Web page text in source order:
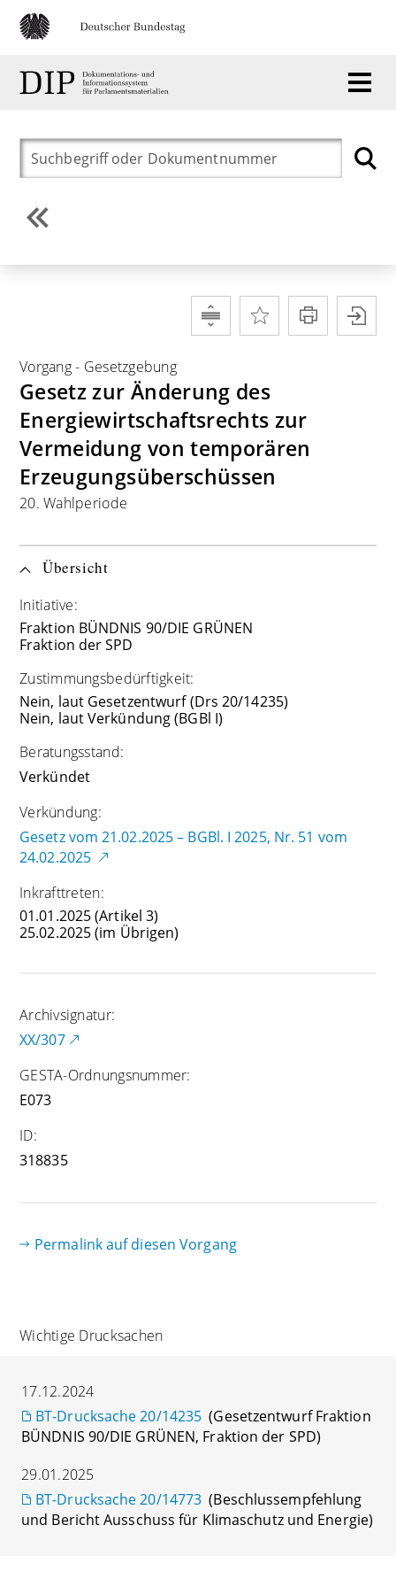
Vorgang- Gesetzgebung
Gesetz zur Änderung des
Energiewirtschaftsrechts zur
Vermeidung von temporären
Erzeugungsüberschüssen
20. Wahlperiode
Übersicht
Initiative:
Fraktion BÜNDNIS 90/DIE GRÜNEN
Fraktion der SPD
Zustimmungsbedürftigkeit:
Nein, laut Gesetzentwurf (Drs 20/14235)
Nein, laut Verkündung (BGBl I)
Beratungsstand:
Verkündet
Verkündung:
Gesetz vom 21.02.2025 – BGBl. I 2025, Nr. 51 vom
24.02.2025
Inkrafttreten:
01.01.2025(Artikel 3)
25.02.2025(im Übrigen)
Archivsignatur:
XX/307
GESTA-Ordnungsnummer:
E073
ID:
318835
Permalink auf diesen Vorgang
Wichtige Drucksachen
17.12.2024
BT-Drucksache 20/14235 (Gesetzentwurf Fraktion
BÜNDNIS 90/DIE GRÜNEN, Fraktion der SPD)
29.01.2025
BT-Drucksache 20/14773 (Beschlussempfehlung
und Bericht Ausschuss für Klimaschutz und Energie)